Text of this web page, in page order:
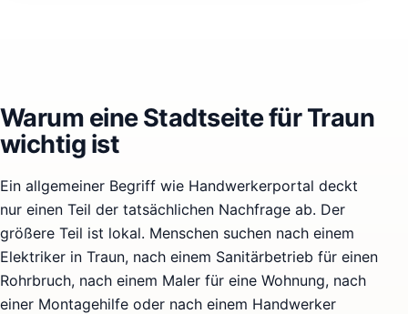
Warum eine Stadtseite für Traun
wichtig ist
Ein allgemeiner Begriff wie Handwerkerportal deckt
nur einen Teil der tatsächlichen Nachfrage ab. Der
größere Teil ist lokal. Menschen suchen nach einem
Elektriker in Traun, nach einem Sanitärbetrieb für einen
Rohrbruch, nach einem Maler für eine Wohnung, nach
einer Montagehilfe oder nach einem Handwerker